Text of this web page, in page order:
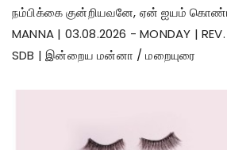
நம்பிக்கை குன்றியவனே, ஏன் ஐயம்
MANNA | 03.08.2026 - MONDAY | REV.
SDB | இன்றைய மன்னா / மறையுரை